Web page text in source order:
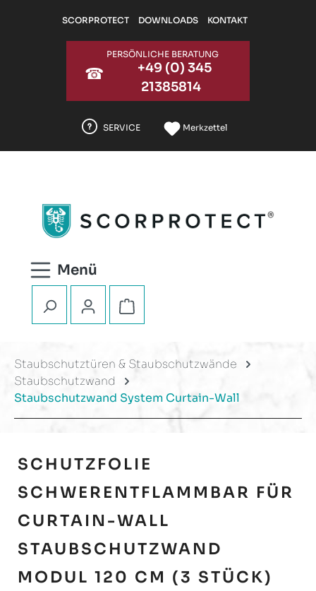
Zum Hauptinhalt springen
SCORPROTECT DOWNLOADS KONTAKT
☎
PERSÖNLICHE BERATUNG
+49 (0) 345
21385814
SERVICE Merkzettel
Warenkorb enthält 0
Staubschutztüren & Staubschutzwände
Staubschutzwand
Staubschutzwand System Curtain-Wall
SCHUTZFOLIE
SCHWERENTFLAMMBAR FÜR
CURTAIN-WALL
STAUBSCHUTZWAND
MODUL 120 CM (3 STÜCK)